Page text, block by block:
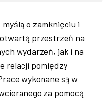
o zamknięciu i
przestrzeń na
wydarzeń, jak i na
relacji pomiędzy
wykonane są w
za pomocą